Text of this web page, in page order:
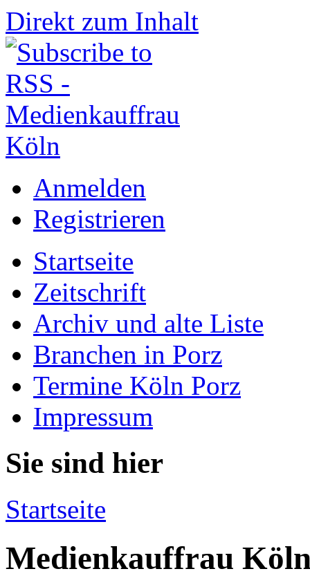
Direkt zum Inhalt
Anmelden
Registrieren
Startseite
Zeitschrift
Archiv und alte Liste
Branchen in Porz
Termine Köln Porz
Impressum
Sie sind hier
Startseite
Medienkauffrau